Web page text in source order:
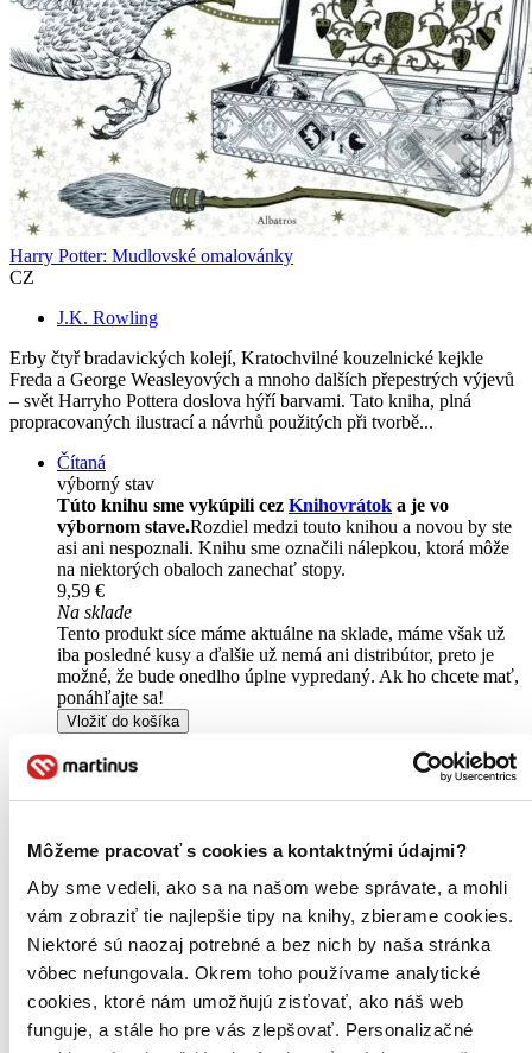
Môžeme pracovať s cookies a kontaktnými údajmi?
Aby sme vedeli, ako sa na našom webe správate, a mohli
vám zobraziť tie najlepšie tipy na knihy, zbierame cookies.
Niektoré sú naozaj potrebné a bez nich by naša stránka
vôbec nefungovala. Okrem toho používame analytické
cookies, ktoré nám umožňujú zisťovať, ako náš web
funguje, a stále ho pre vás zlepšovať. Personalizačné
Harry Potter: Mudlovské omalovánky
CZ
J.K. Rowling
Erby čtyř bradavických kolejí, Kratochvilné kouzelnické kejkle
Freda a George Weasleyových a mnoho dalších přepestrých výjevů
– svět Harryho Pottera doslova hýří barvami. Tato kniha, plná
propracovaných ilustrací a návrhů použitých při tvorbě...
Čítaná
výborný stav
Túto knihu sme vykúpili cez Knihovrátok a je vo
výbornom stave.Rozdiel medzi touto knihou a novou by ste
asi ani nespoznali. Knihu sme označili nálepkou, ktorá môže
na niektorých obaloch zanechať stopy.
9,59 €
Na sklade
Tento produkt síce máme aktuálne na sklade, máme však už
iba posledné kusy a ďalšie už nemá ani distribútor, preto je
možné, že bude onedlho úplne vypredaný. Ak ho chcete mať,
ponáhľajte sa!
Vložiť do košíka
Vypredané
Ach, mrzí nás to, z tejto knihy sa už predali všetky výtlačky a
nemáme ju na sklade my ani vydavateľ :( Teoreticky však
nepredali posledné kusy.